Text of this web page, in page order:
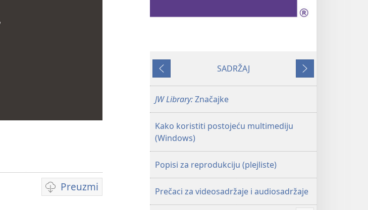
Preuzmi
Postavke
Prethodno
SADRŽAJ
Sljedeće
JW Library:Značajke
Kako koristiti postojeću multimediju
(Windows)
Popisi za reprodukciju (plejliste)
Prečaci za videosadržaje i audiosadržaje